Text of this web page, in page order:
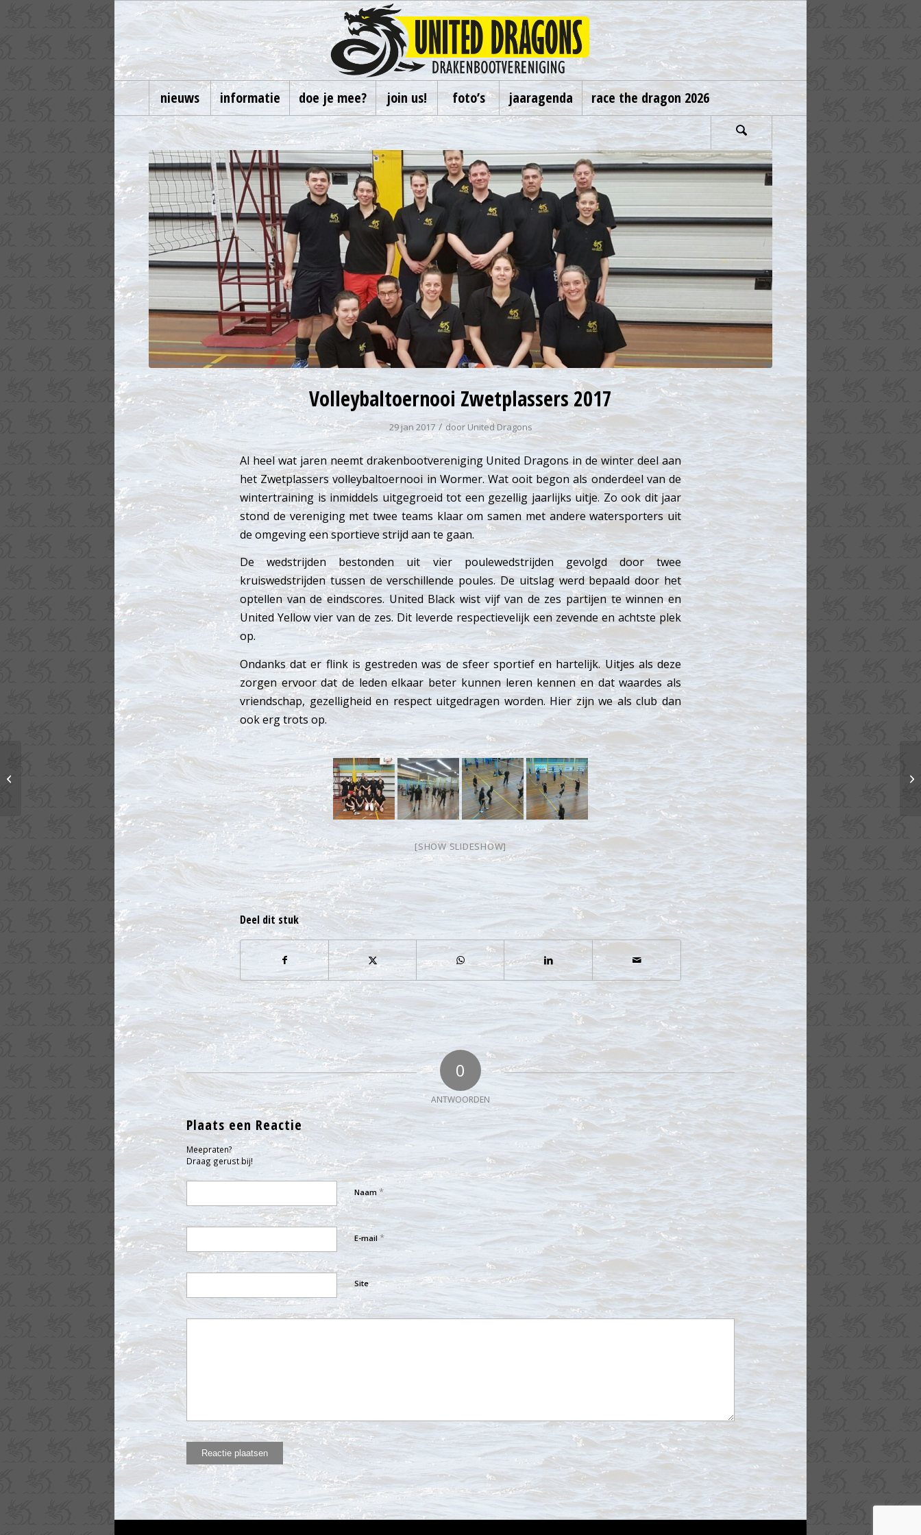
nieuws informatie doe je mee? join us! foto’s jaaragenda race the dragon 2026
Volleybaltoernooi Zwetplassers 2017
29 jan 2017 / door United Dragons
Al heel wat jaren neemt drakenbootvereniging United Dragons in de winter deel aan
het Zwetplassers volleybaltoernooi in Wormer. Wat ooit begon als onderdeel van de
wintertraining is inmiddels uitgegroeid tot een gezellig jaarlijks uitje. Zo ook dit jaar
stond de vereniging met twee teams klaar om samen met andere watersporters uit
de omgeving een sportieve strijd aan te gaan.
De wedstrijden bestonden uit vier poulewedstrijden gevolgd door twee
kruiswedstrijden tussen de verschillende poules. De uitslag werd bepaald door het
optellen van de eindscores. United Black wist vijf van de zes partijen te winnen en
United Yellow vier van de zes. Dit leverde respectievelijk een zevende en achtste plek
op.
Ondanks dat er flink is gestreden was de sfeer sportief en hartelijk. Uitjes als deze
zorgen ervoor dat de leden elkaar beter kunnen leren kennen en dat waardes als
vriendschap, gezelligheid en respect uitgedragen worden. Hier zijn we als club dan
ook erg trots op.
[SHOW SLIDESHOW]
Deel dit stuk
0
ANTWOORDEN
Plaats een Reactie
Meepraten?
Draag gerust bij!
Naam *
E-mail *
Site